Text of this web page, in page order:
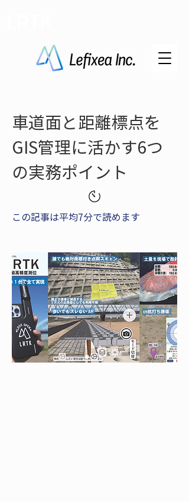
車道面と距離標点を
GIS管理に活かす6つ
の実務ポイント
この記事は平均7分で読めます